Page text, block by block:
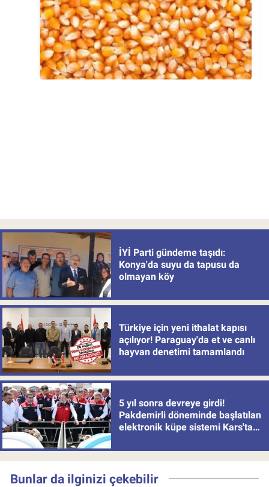
İYİ Parti gündeme taşıdı:
Konya'da suyu da tapusu da
olmayan köy
Türkiye için yeni ithalat kapısı
açılıyor! Paraguay'da et ve canlı
hayvan denetimi tamamlandı
5 yıl sonra devreye girdi!
Pakdemirli döneminde başlatılan
elektronik küpe sistemi Kars'tan
Bunlar da ilginizi çekebilir